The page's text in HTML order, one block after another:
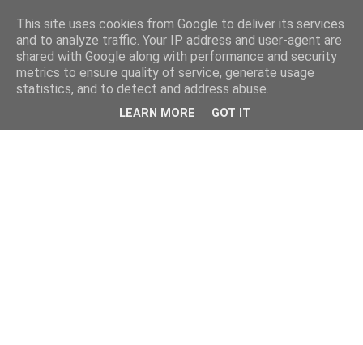
This site uses cookies from Google to deliver its services
and to analyze traffic. Your IP address and user-agent are
shared with Google along with performance and security
metrics to ensure quality of service, generate usage
statistics, and to detect and address abuse.
LEARN MORE GOT IT